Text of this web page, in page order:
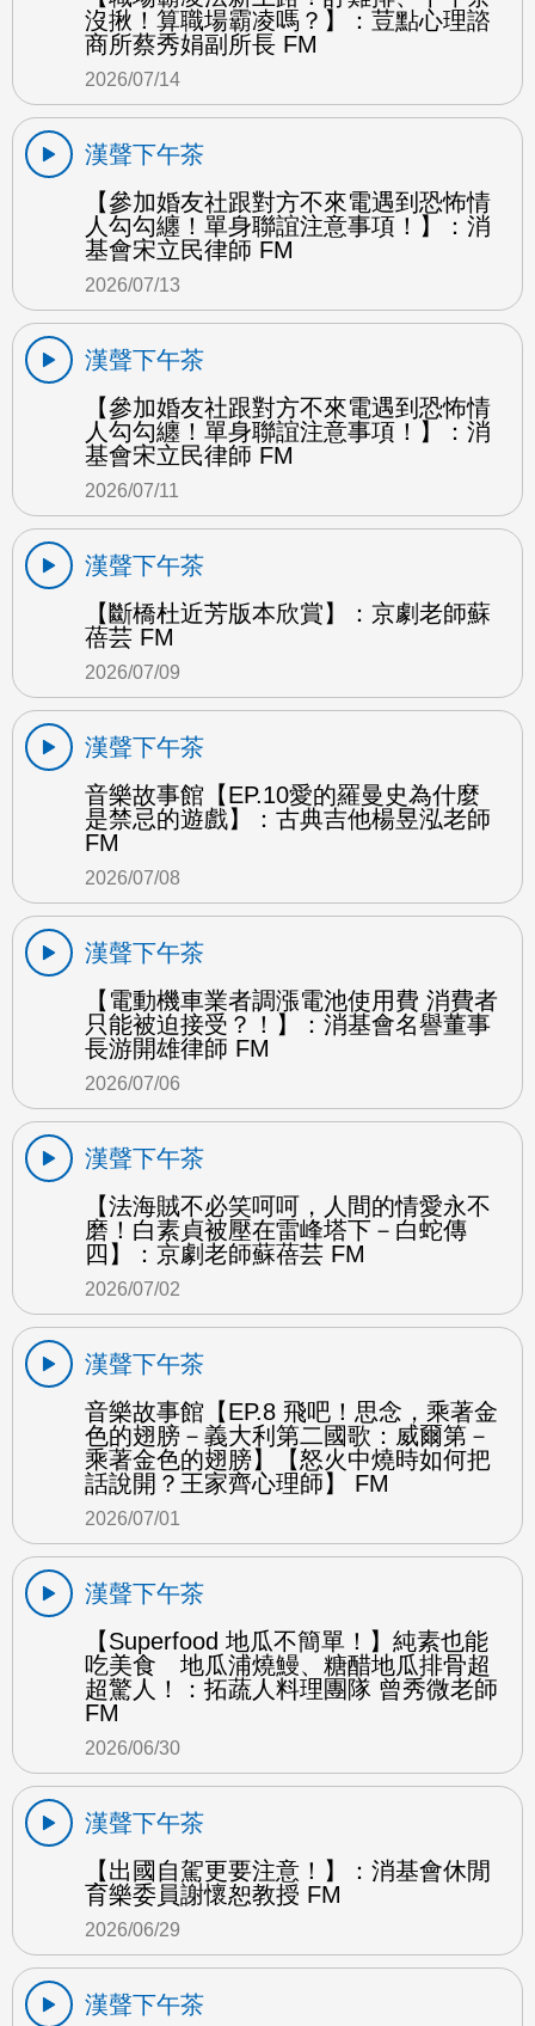
沒揪！算職場霸凌嗎？】：荳點心理諮
商所蔡秀娟副所長 FM
2026/07/14
漢聲下午茶
【參加婚友社跟對方不來電遇到恐怖情
人勾勾纏！單身聯誼注意事項！】：消
基會宋立民律師 FM
2026/07/13
漢聲下午茶
【參加婚友社跟對方不來電遇到恐怖情
人勾勾纏！單身聯誼注意事項！】：消
基會宋立民律師 FM
2026/07/11
漢聲下午茶
【斷橋杜近芳版本欣賞】：京劇老師蘇
蓓芸 FM
2026/07/09
漢聲下午茶
音樂故事館【EP.10愛的羅曼史為什麼
是禁忌的遊戲】：古典吉他楊昱泓老師
FM
2026/07/08
漢聲下午茶
【電動機車業者調漲電池使用費 消費者
只能被迫接受？！】：消基會名譽董事
長游開雄律師 FM
2026/07/06
漢聲下午茶
【法海賊不必笑呵呵，人間的情愛永不
磨！白素貞被壓在雷峰塔下－白蛇傳
四】：京劇老師蘇蓓芸 FM
2026/07/02
漢聲下午茶
音樂故事館【EP.8 飛吧！思念，乘著金
色的翅膀－義大利第二國歌：威爾第－
乘著金色的翅膀】【怒火中燒時如何把
話說開？王家齊心理師】 FM
2026/07/01
漢聲下午茶
【Superfood 地瓜不簡單！】純素也能
吃美食 地瓜浦燒鰻、糖醋地瓜排骨超
超驚人！：拓蔬人料理團隊 曾秀微老師
FM
2026/06/30
漢聲下午茶
【出國自駕更要注意！】：消基會休閒
育樂委員謝懷恕教授 FM
2026/06/29
漢聲下午茶